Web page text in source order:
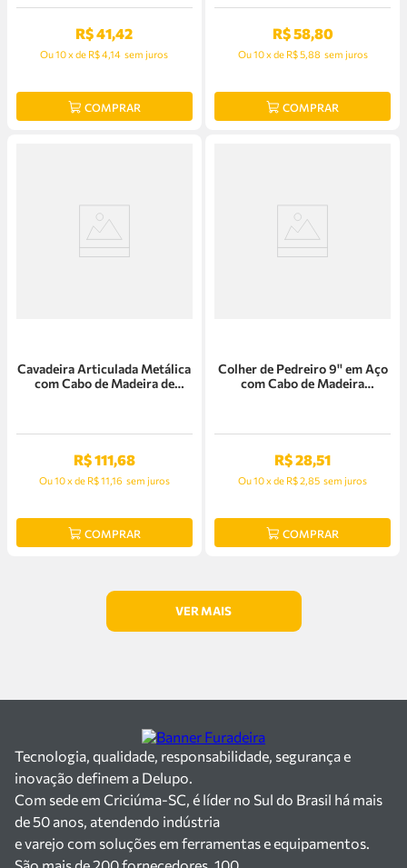
R$41,42
Ou10xde R$ 4,14 sem juros
COMPRAR
R$58,80
Ou10xde R$ 5,88 sem juros
COMPRAR
Cavadeira Articulada Metálica
com Cabo de Madeira de
R$111,68
Ou10xde R$ 11,16 sem juros
COMPRAR
Colher de Pedreiro 9'' em Aço
com Cabo de Madeira
R$28,51
Ou10xde R$ 2,85 sem juros
COMPRAR
Tecnologia, qualidade, responsabilidade, segurança e
inovação definem a Delupo.
Com sede em Criciúma-SC, é líder no Sul do Brasil há mais
de 50 anos, atendendo indústria
e varejo com soluções em ferramentas e equipamentos.